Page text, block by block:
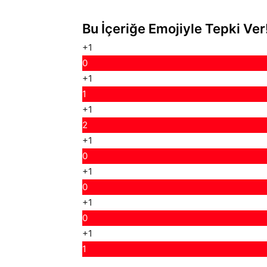
Bu İçeriğe Emojiyle Tepki
+1
0
+1
1
+1
2
+1
0
+1
0
+1
0
+1
1